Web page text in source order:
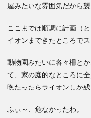
屋みたいな雰囲気だから襲
ここまでは順調に計画（
イオンまできたところで
動物園みたいに各々柵と
て、家の庭的なところに
晩たったらライオンしか
ふぃ～、危なかったわ。